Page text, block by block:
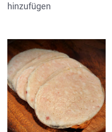
hinzufügen